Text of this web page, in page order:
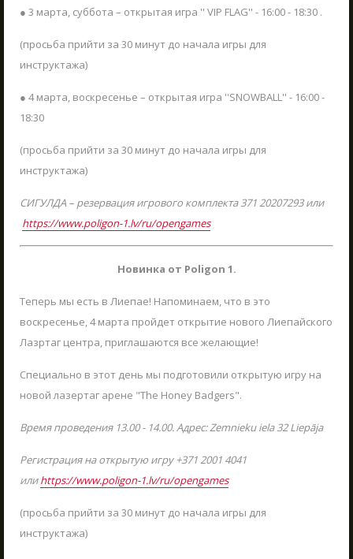
● 3 марта, суббота – открытая игра '' VIP FLAG'' - 16:00 - 18:30 .
(просьба прийти за 30 минут до начала игры для
инструктажа)
● 4 марта, воскресенье – открытая игра ''SNOWBALL'' - 16:00 -
18:30
(просьба прийти за 30 минут до начала игры для
инструктажа)
СИГУЛДА – резервация игрового комплекта 371 20207293 или
https://www.poligon-1.lv/ru/opengames
Новинка от Poligon 1.
Теперь мы есть в Лиепае! Напоминаем, что в это
воскресенье, 4 марта пройдет открытие нового Лиепайского
Лазртаг центра, приглашаются все желающие!
Специально в этот день мы подготовили открытую игру на
новой лазертаг арене "The Honey Badgers".
Время проведения 13.00 - 14.00. Адрес: Zemnieku iela 32 Liepāja
Регистрация на открытую игру +371 2001 4041
илиhttps://www.poligon-1.lv/ru/opengames
(просьба прийти за 30 минут до начала игры для
инструктажа)
Детские мероприятия
Корпоративы
Выездная Лазертаг игра
Ближайшие мероприятия
Сценарии
LV RU EN
ШКОЛЬНЫЕ ЭКСКУРСИИ
19.03.2023
Приближается весна - отправляйтесь в
классом!
ЧИТАТЬ